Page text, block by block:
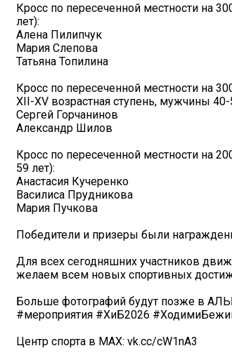
Кросс по пересеченной местности на
лет):
Алена Пилипчук
Мария Слепова
Татьяна Топилина
Кросс по пересеченной местности на
XII-XV возрастная ступень, мужчины 40-
Сергей Горчанинов
Александр Шилов
Кросс по пересеченной местности на
59 лет):
Анастасия Кучеренко
Василиса Прудникова
Мария Пучкова
Победители и призеры были
Для всех сегодняшних участников
желаем всем новых спортивных
Больше фотографий будут позже в
#мероприятия #ХиБ2026
Центр спорта в MAX: vk.cc/cW1nA3